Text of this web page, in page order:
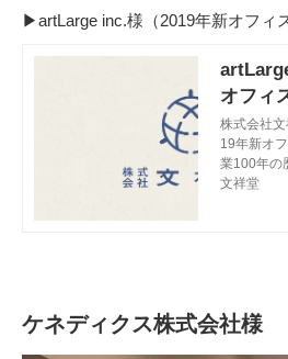
▶artLarge inc.様（2019年新オフィス
オフィ
祥堂
株式会社
19年新オ
業100年の
要望に合わ
文祥堂
ケネディクス株式会社様